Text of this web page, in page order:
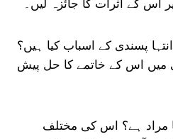
اس کے اثرات کا جائزہ لیں۔
پسندی کے اسباب کیا ہیں؟
میں اس کے خاتمے کا حل پیش
مراد ہے؟ اس کی مختلف